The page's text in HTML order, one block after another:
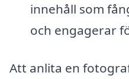
innehåll som
och engagerar
Att anlita en